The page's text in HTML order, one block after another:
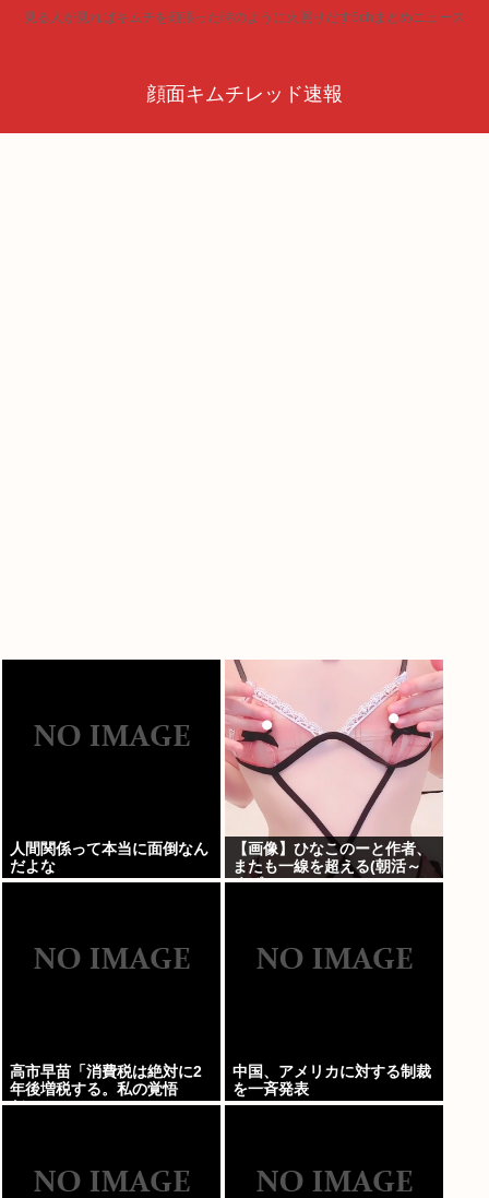
見る人が見ればキムチを頬張った時のように火照りだす5chまとめニュース
顔面キムチレッド速報
人間関係って本当に面倒なん
だよな
【画像】ひなこのーと作者、
またも一線を超える(朝活～
くぱぁ)www
高市早苗「消費税は絶対に2
年後増税する。私の覚悟
だ。」
中国、アメリカに対する制裁
を一斉発表